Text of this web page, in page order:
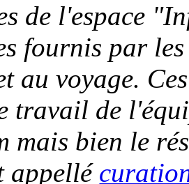
de l'espace
fournis par
au voyage.
travail de
mais bien le
appellé